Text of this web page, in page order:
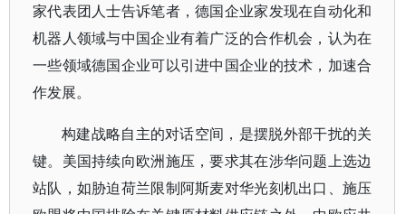
家代表团人士告诉笔者，德国企业家发现在自动化和
机器人领域与中国企业有着广泛的合作机会，认为在
一些领域德国企业可以引进中国企业的技术，加速合
作发展。
构建战略自主的对话空间，是摆脱外部干扰的关
键。美国持续向欧洲施压，要求其在涉华问题上选边
站队，如胁迫荷兰限制阿斯麦对华光刻机出口、施压